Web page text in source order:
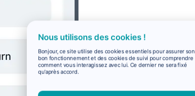
Nous utilisons des cookies !
Bonjour, ce site utilise des cookies essentiels pour assurer son
bon fonctionnement et des cookies de suivi pour comprendre
comment vous interagissez avec lui. Ce dernier ne sera fixé
qu'après accord.